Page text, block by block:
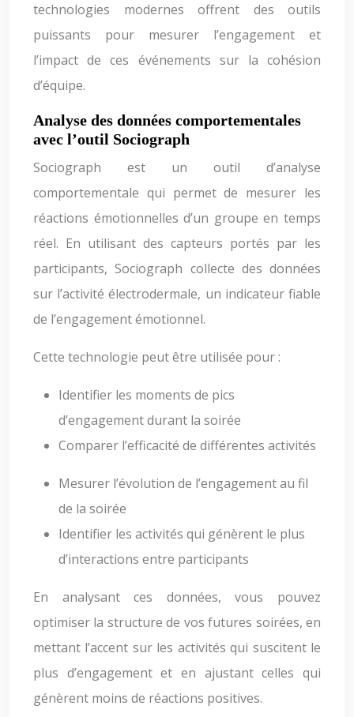
technologies modernes offrent des outils
puissants pour mesurer l’engagement et
l’impact de ces événements sur la cohésion
d’équipe.
Analyse des données comportementales
avec l’outil Sociograph
Sociograph est un outil d’analyse
comportementale qui permet de mesurer les
réactions émotionnelles d’un groupe en temps
réel. En utilisant des capteurs portés par les
participants, Sociograph collecte des données
sur l’activité électrodermale, un indicateur fiable
de l’engagement émotionnel.
Cette technologie peut être utilisée pour :
Identifier les moments de pics
d’engagement durant la soirée
Comparer l’efficacité de différentes activités
Mesurer l’évolution de l’engagement au fil
de la soirée
Identifier les activités qui génèrent le plus
d’interactions entre participants
En analysant ces données, vous pouvez
optimiser la structure de vos futures soirées, en
mettant l’accent sur les activités qui suscitent le
plus d’engagement et en ajustant celles qui
génèrent moins de réactions positives.